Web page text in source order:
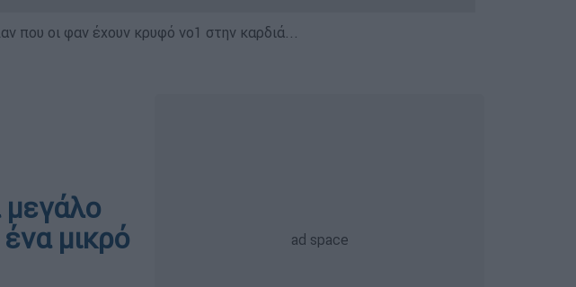
που οι φαν έχουν κρυφό νο1 στην καρδιά...
μικρό